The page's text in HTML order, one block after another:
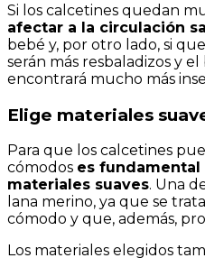
Si los calcetines quedan
afectar a la circulación
bebé y, por otro lado, si
serán más resbaladizos y
encontrará mucho más
Elige materiales
Para que los calcetines
cómodos es fundamental
materiales suaves. Una
lana merino, ya que se
cómodo y que, además,
Los materiales elegidos